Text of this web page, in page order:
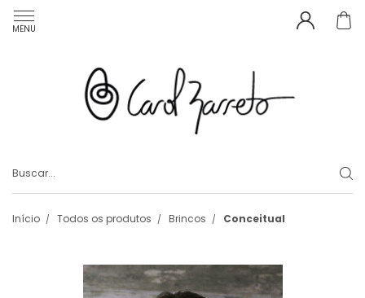
MENU
Início Todos os produtos Brincos Conceitual